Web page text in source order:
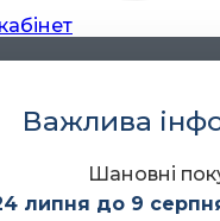
Важлива
Шановні
липня до 9